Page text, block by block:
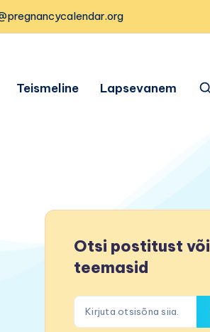
Teismeline Lapsevanem
Otsi postitust või
teemasid